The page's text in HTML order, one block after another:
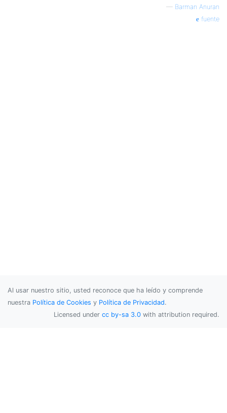
— Barman Anuran
fuente
Al usar nuestro sitio, usted reconoce que ha leído y comprende
nuestra Política de Cookies y Política de Privacidad.
Licensed under cc by-sa 3.0 with attribution required.